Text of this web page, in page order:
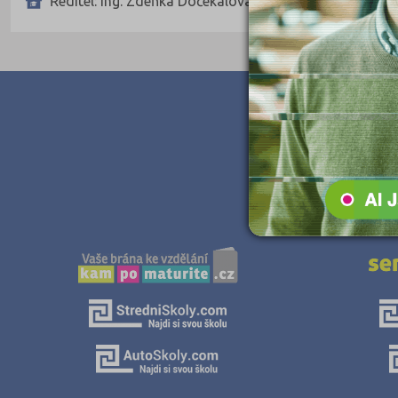
Umělecké